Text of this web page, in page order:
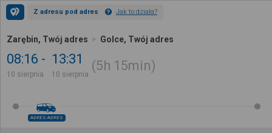
Z adresu pod adres Jak to działa?
Zarębin, Twój adres Golce, Twój adres
08:16
10 sierpnia
13:31
10 sierpnia
5h 15min
ADRES-ADRES